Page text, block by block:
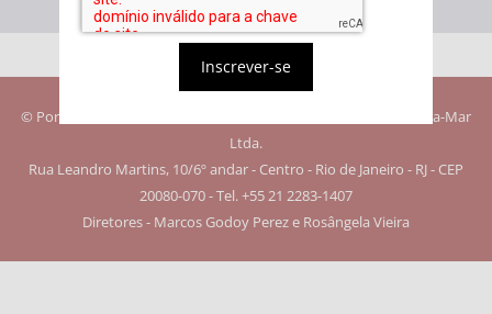
Inscrever-se
© Portos e Navios. Todos os direitos reservados. Editora Quebra-Mar
Ltda.
Rua Leandro Martins, 10/6º andar - Centro - Rio de Janeiro - RJ - CEP
20080-070 - Tel. +55 21 2283-1407
Diretores - Marcos Godoy Perez e Rosângela Vieira